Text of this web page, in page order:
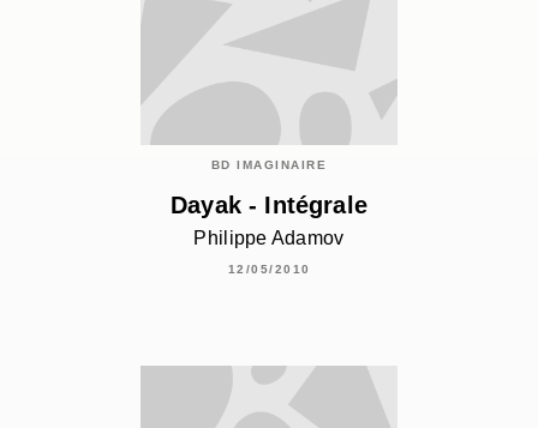
BD IMAGINAIRE
Dayak - Intégrale
Philippe Adamov
12/05/2010